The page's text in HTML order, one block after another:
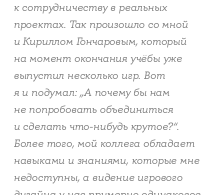
к сотрудничеству в реальных
проектах. Так произошло со мной
и Кириллом Гончаровым, который
на момент окончания учёбы уже
выпустил несколько игр. Вот
я и подумал: „А почему бы нам
не попробовать объединиться
и сделать что-нибудь крутое?“.
Более того, мой коллега обладает
навыками и знаниями, которые мне
недоступны, а видение игрового